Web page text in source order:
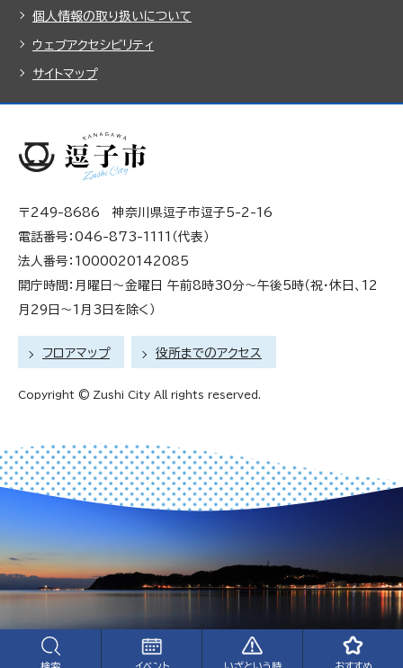
検索 イベント いざという時 おすすめ
個人情報の取り扱いについて
ウェブアクセシビリティ
サイトマップ
〒249-8686 神奈川県逗子市逗子5-2-16
電話番号：046-873-1111（代表）
法人番号：1000020142085
開庁時間：月曜日～金曜日 午前8時30分～午後5時（祝・休日、12
月29日～1月3日を除く）
フロアマップ 役所までのアクセス
Copyright © Zushi City All rights reserved.